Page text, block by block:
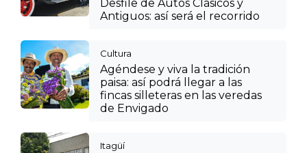
Desfile de Autos Clásicos y
Antiguos: así será el recorrido
Cultura
Agéndese y viva la tradición
paisa: así podrá llegar a las
fincas silleteras en las veredas
de Envigado
Itagüí